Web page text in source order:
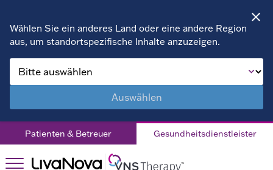
Wählen Sie ein anderes Land oder eine andere Region
aus, um standortspezifische Inhalte anzuzeigen.
Auswählen
Patienten & Betreuer Gesundheitsdienstleister
Produkte
Programmiergerät
& Zubehör
SenTiva™
FAQs
VNS
VNS Therapy™
Erwachsene